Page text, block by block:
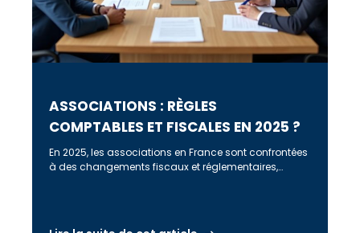
ASSOCIATIONS : RÈGLES
COMPTABLES ET FISCALES EN 2025 ?
En 2025, les associations en France sont confrontées
à des changements fiscaux et réglementaires,